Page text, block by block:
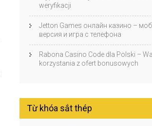
weryfikacji
Jetton Games онлайн казино –
версия и игра с телефона
Rabona Casino Code dla Polski –
korzystania z ofert bonusowych
Từ khóa sắt thép